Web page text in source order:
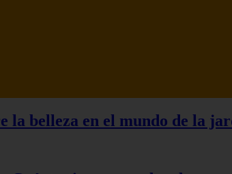
la belleza en el mundo de la